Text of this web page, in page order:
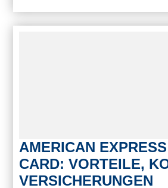
AMERICAN
CARD: VORTEILE,
VERSICHERUNGEN